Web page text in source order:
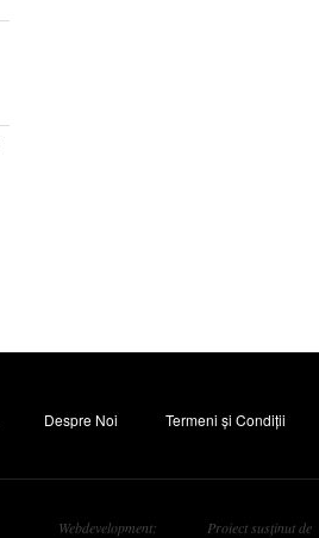
Despre Noi Termeni și Condiții
Webdevelopment:
Proiect susținut de